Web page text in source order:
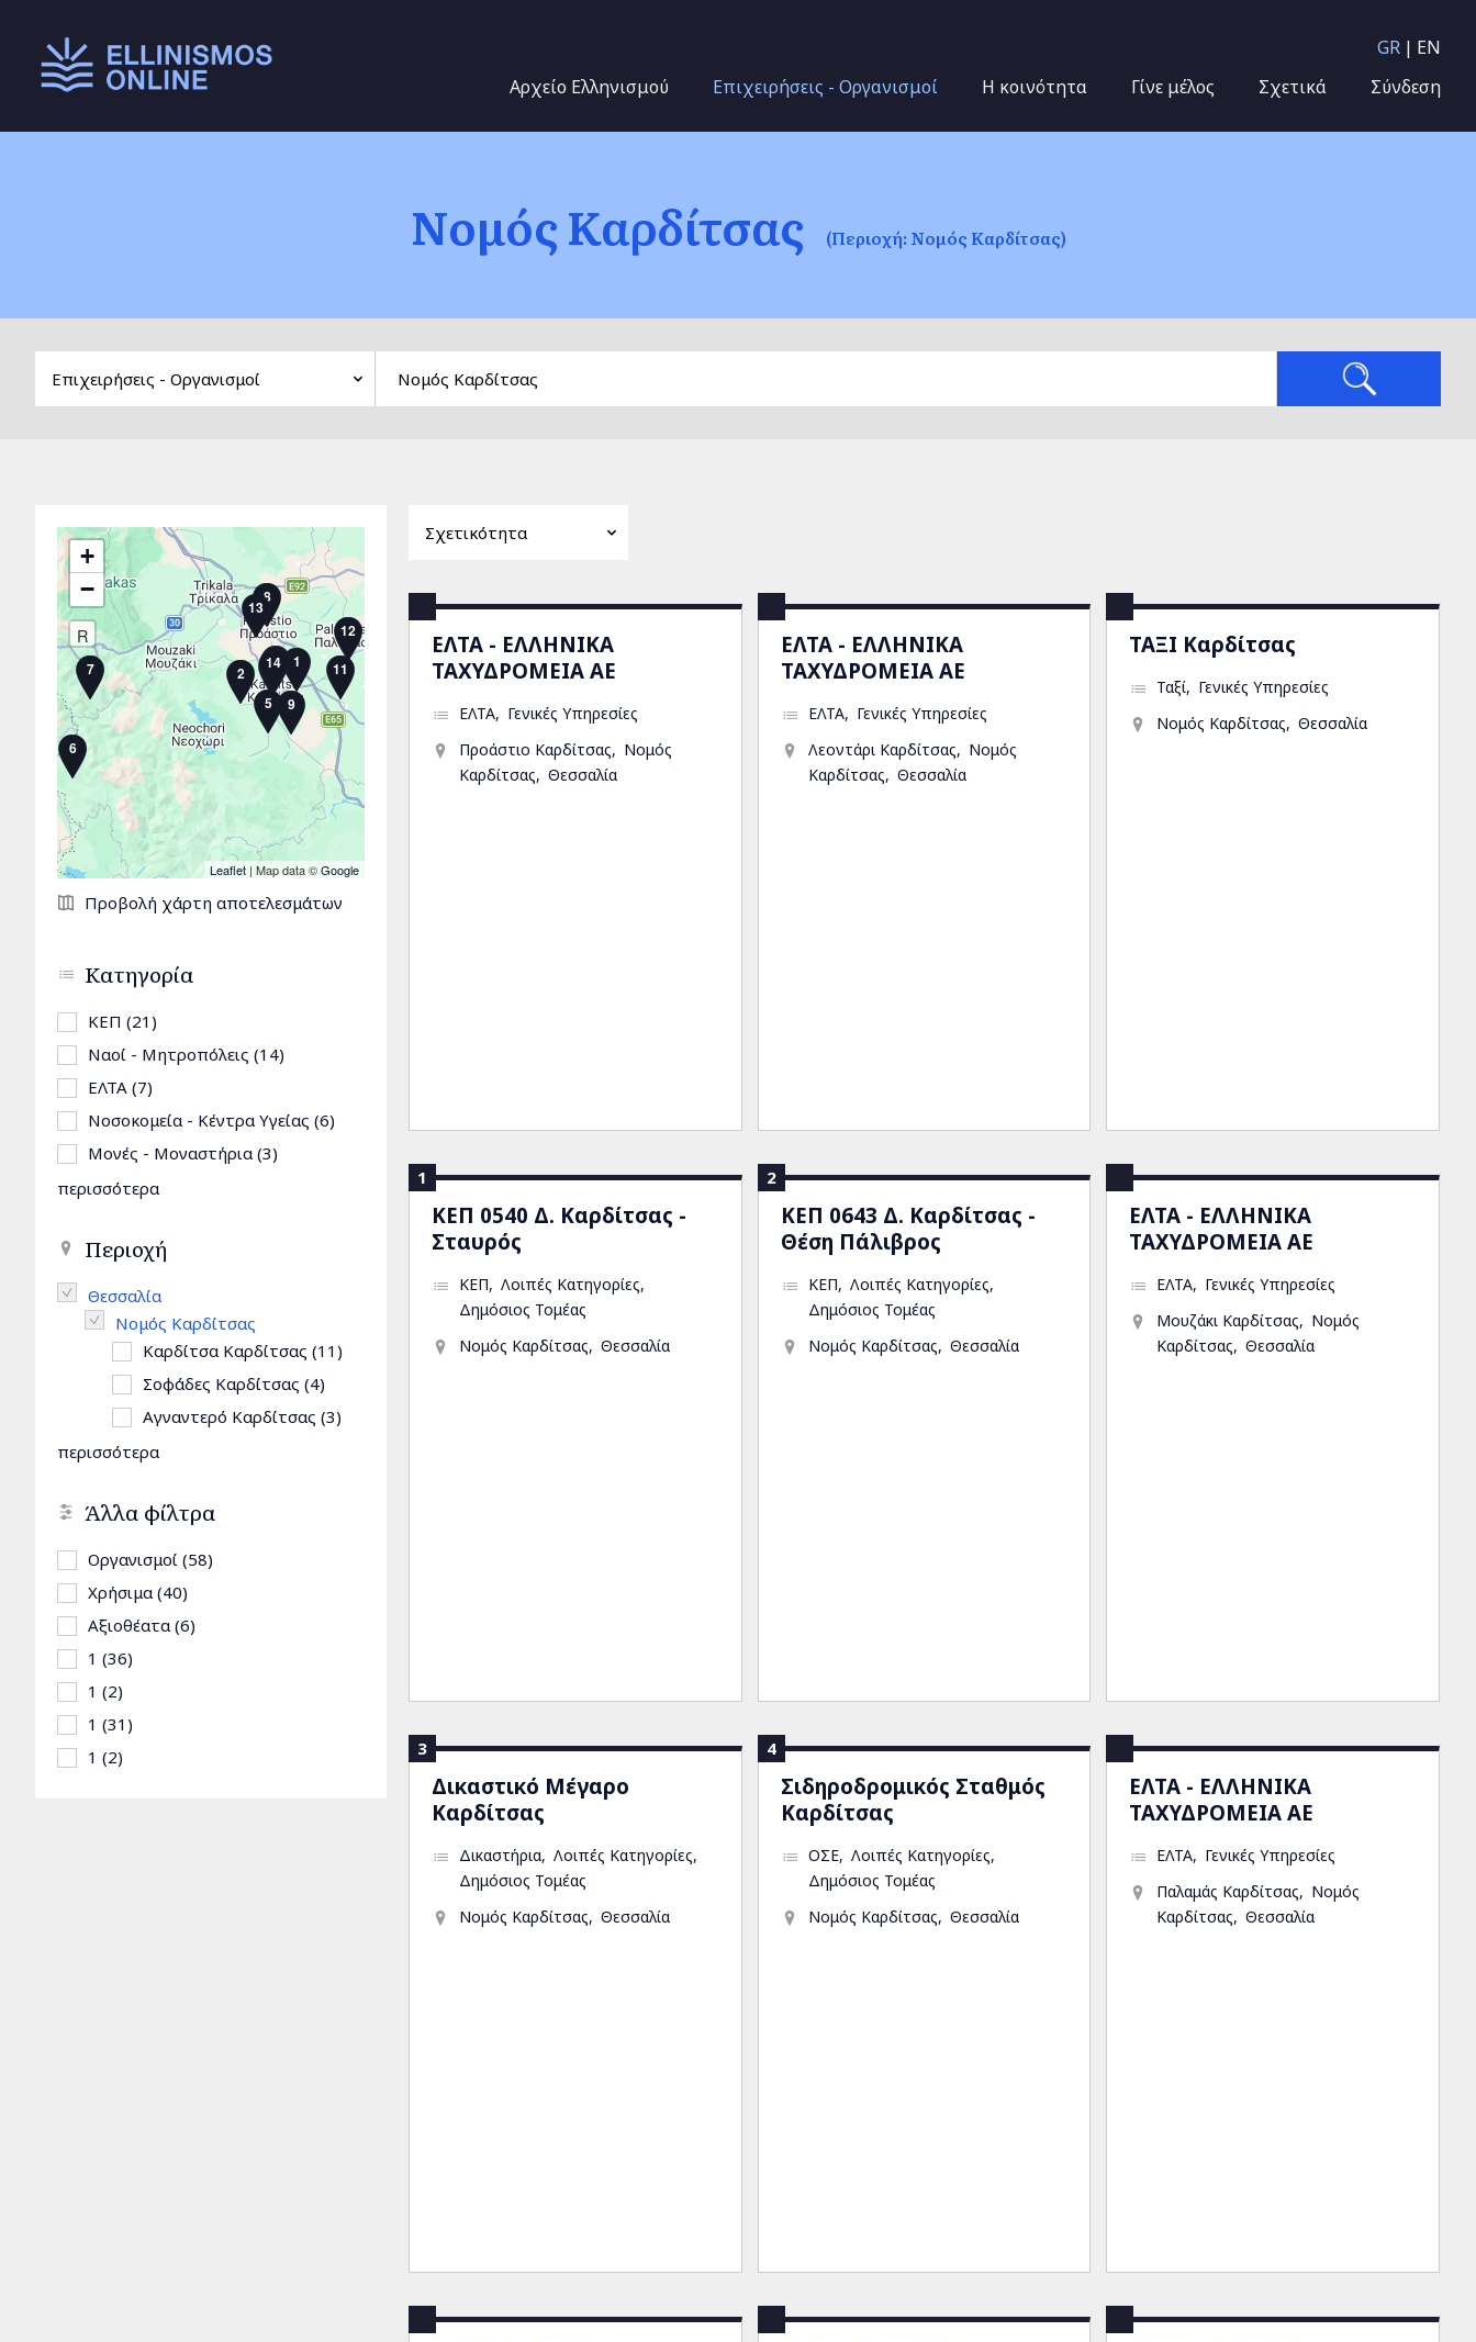
GR EN
Main menu Αρχείο Ελληνισμού Επιχειρήσεις - Οργανισμοί Η κοινότητα Γίνε μέλος Σχετικά Σύνδεση
Νομός Καρδίτσας (Περιοχή: Νομός Καρδίτσας)
ΕΛΤΑ - ΕΛΛΗΝΙΚΑ
ΤΑΧΥΔΡΟΜΕΙΑ ΑΕ
ΕΛΤΑ
Γενικές Υπηρεσίες
Προάστιο Καρδίτσας
Νομός
Καρδίτσας
Θεσσαλία
ΕΛΤΑ - ΕΛΛΗΝΙΚΑ
ΤΑΧΥΔΡΟΜΕΙΑ ΑΕ
ΕΛΤΑ
Γενικές Υπηρεσίες
Λεοντάρι Καρδίτσας
Νομός
Καρδίτσας
Θεσσαλία
ΤΑΞΙ Καρδίτσας
Ταξί
Γενικές Υπηρεσίες
Νομός Καρδίτσας
Θεσσαλία
1
ΚΕΠ 0540 Δ. Καρδίτσας -
Σταυρός
ΚΕΠ
Λοιπές Κατηγορίες
Δημόσιος Τομέας
Νομός Καρδίτσας
Θεσσαλία
2
ΚΕΠ 0643 Δ. Καρδίτσας -
Θέση Πάλιβρος
ΚΕΠ
Λοιπές Κατηγορίες
Δημόσιος Τομέας
Νομός Καρδίτσας
Θεσσαλία
ΕΛΤΑ - ΕΛΛΗΝΙΚΑ
ΤΑΧΥΔΡΟΜΕΙΑ ΑΕ
ΕΛΤΑ
Γενικές Υπηρεσίες
Μουζάκι Καρδίτσας
Νομός
Καρδίτσας
Θεσσαλία
3
Δικαστικό Μέγαρο
Καρδίτσας
Δικαστήρια Λοιπές Κατηγορίες
Δημόσιος Τομέας
Νομός Καρδίτσας
Θεσσαλία
4
Σιδηροδρομικός Σταθμός
Καρδίτσας
ΟΣΕ Λοιπές Κατηγορίες
Δημόσιος Τομέας
Νομός Καρδίτσας
Θεσσαλία
ΕΛΤΑ - ΕΛΛΗΝΙΚΑ
ΤΑΧΥΔΡΟΜΕΙΑ ΑΕ
ΕΛΤΑ
Γενικές Υπηρεσίες
Παλαμάς Καρδίτσας
Νομός
Καρδίτσας
Θεσσαλία
1
2
3
4
5
6
7
8
9
10 11
12
13
14
+
−
R
Leaflet | Map data ©Google
Σελίδες
Προβολή χάρτη αποτελεσμάτων
Κατηγορία
Apply ΚΕΠ filter
ΚΕΠ (21)
Apply Ναοί - Μητροπόλεις filter
Ναοί - Μητροπόλεις (14)
Apply ΕΛΤΑ filter
ΕΛΤΑ (7)
Apply Νοσοκομεία - Κέντρα Υγείας filter
Νοσοκομεία - Κέντρα Υγείας (6)
Apply Μονές - Μοναστήρια filter
Μονές - Μοναστήρια (3)
περισσότερα
Περιοχή
Remove Θεσσαλία filter
Θεσσαλία
Remove Νομός Καρδίτσας filter
Νομός Καρδίτσας
Apply Καρδίτσα Καρδίτσας filter
Καρδίτσα Καρδίτσας (11) Apply Καρδίτσα Καρδίτσας filter
Apply Σοφάδες Καρδίτσας filter
Σοφάδες Καρδίτσας (4)
Apply Αγναντερό Καρδίτσας filter
Αγναντερό Καρδίτσας (3)
περισσότερα
Άλλα φίλτρα
Apply Οργανισμοί filter
Οργανισμοί (58)
Apply Χρήσιμα filter
Χρήσιμα (40)
Apply Αξιοθέατα filter
Αξιοθέατα (6)
Apply 1 filter
1 (36)
Apply 1 filter
1 (2)
Apply 1 filter
1 (31)
Apply 1 filter
1 (2)